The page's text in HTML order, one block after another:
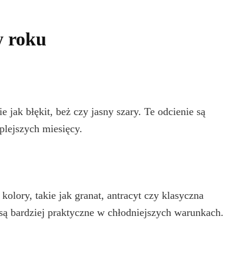
roku
jak błękit, beż czy jasny szary. Te odcienie są
miesięcy.
takie jak granat, antracyt czy klasyczna
bardziej praktyczne w chłodniejszych warunkach.